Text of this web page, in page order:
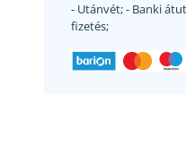
- Utánvét;- Banki
fizetés;